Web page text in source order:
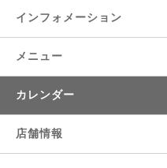
インフォメーション
メニュー
カレンダー
店舗情報